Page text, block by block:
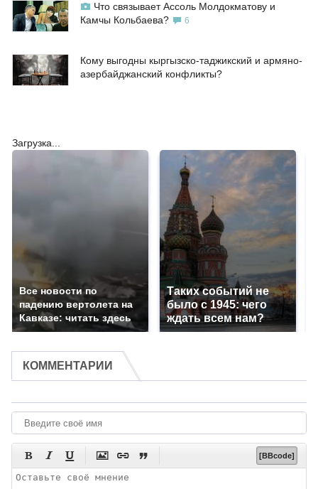
Что связывает Ассоль Молдокматову и
Камчы Кольбаева?
6
Кому выгодны кыргызско-таджикский и армяно-
азербайджанский конфликты?
Загрузка...
Все новости по
падению вертолета на
Кавказе: читать здесь
Таких событий не
было с 1945: чего
ждать всем нам?
КОММЕНТАРИИ
      [BBcode]